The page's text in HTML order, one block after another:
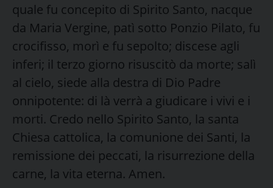
quale fu concepito di Spirito Santo, nacque
da Maria Vergine, patì sotto Ponzio Pilato, fu
crocifisso, morì e fu sepolto; discese agli
inferi; il terzo giorno risuscitò da morte; salì
al cielo, siede alla destra di Dio Padre
onnipotente: di là verrà a giudicare i vivi e i
morti. Credo nello Spirito Santo, la santa
Chiesa cattolica, la comunione dei Santi, la
remissione dei peccati, la risurrezione della
carne, la vita eterna. Amen.